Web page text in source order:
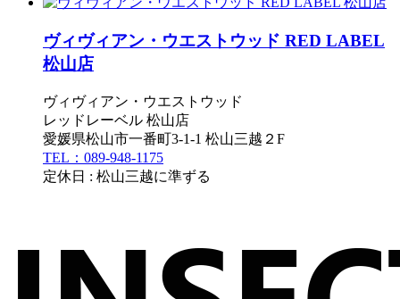
ヴィヴィアン・ウエストウッド RED LABEL
松山店
ヴィヴィアン・ウエストウッド
レッドレーベル 松山店
愛媛県松山市一番町3-1-1 松山三越２F
TEL：089-948-1175
定休日 : 松山三越に準ずる